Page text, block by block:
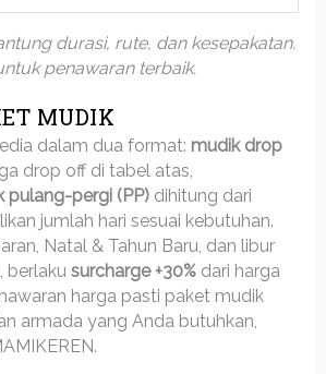
durasi, rute, dan kesepakatan.
penawaran terbaik.
MUDIK
dalam dua format: mudik drop
drop off di tabel atas,
pulang-pergi (PP)dihitung dari
jumlah hari sesuai kebutuhan.
Natal & Tahun Baru, dan libur
berlaku surcharge +30%dari harga
harga pasti paket mudik
armada yang Anda butuhkan,